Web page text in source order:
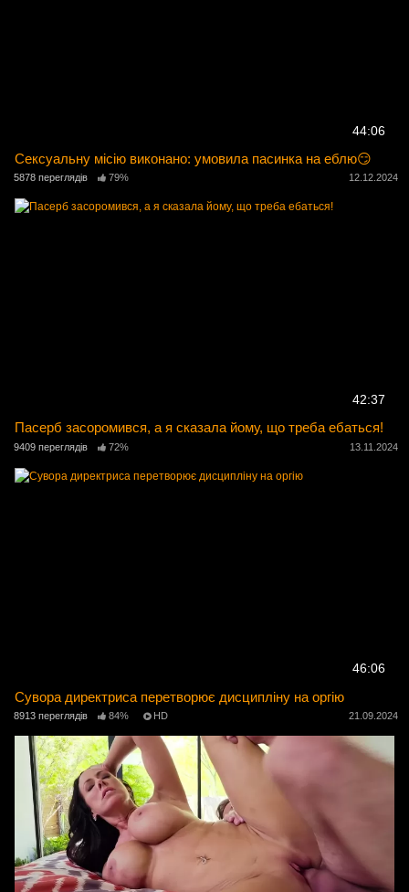
44:06
Сексуальну місію виконано: умовила пасинка на еблю😏
5878 переглядів 79% 12.12.2024
42:37
Пасерб засоромився, а я сказала йому, що треба ебаться!
9409 переглядів 72% 13.11.2024
46:06
Сувора директриса перетворює дисципліну на оргію
8913 переглядів 84% HD 21.09.2024